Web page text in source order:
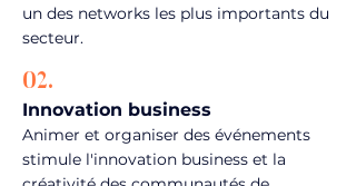
un des networks les plus importants du
secteur.
02.
Innovation business
Animer et organiser des événements
stimule l'innovation business et la